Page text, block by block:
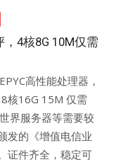
，4核8G 10M仅需
高性能处理器，
核16G 15M 仅需
界服务器等需要较
发的《增值电信业
证件齐全，稳定可